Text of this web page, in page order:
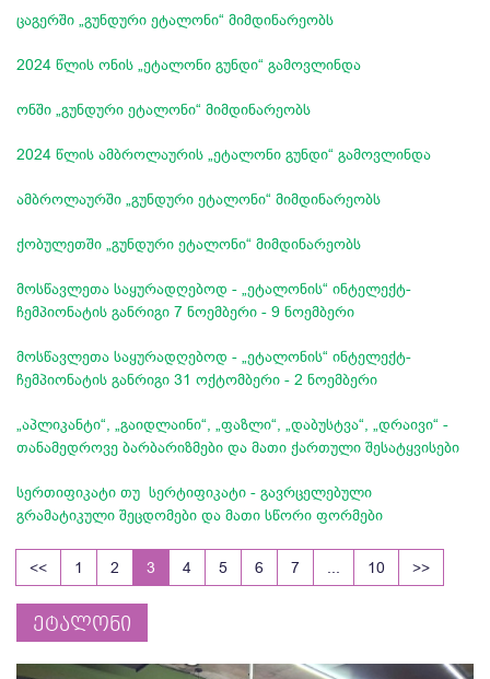
ცაგერში „გუნდური ეტალონი“ მიმდინარეობს
2024 წლის ონის „ეტალონი გუნდი“ გამოვლინდა
ონში „გუნდური ეტალონი“ მიმდინარეობს
2024 წლის ამბროლაურის „ეტალონი გუნდი“ გამოვლინდა
ამბროლაურში „გუნდური ეტალონი“ მიმდინარეობს
ქობულეთში „გუნდური ეტალონი“ მიმდინარეობს
მოსწავლეთა საყურადღებოდ - „ეტალონის“ ინტელექტ-
ჩემპიონატის განრიგი 7 ნოემბერი - 9 ნოემბერი
მოსწავლეთა საყურადღებოდ - „ეტალონის“ ინტელექტ-
ჩემპიონატის განრიგი 31 ოქტომბერი - 2 ნოემბერი
„აპლიკანტი“, „გაიდლაინი“, „ფაზლი“, „დაბუსტვა“, „დრაივი“ -
თანამედროვე ბარბარიზმები და მათი ქართული შესატყვისები
სერთიფიკატი თუ სერტიფიკატი - გავრცელებული
გრამატიკული შეცდომები და მათი სწორი ფორმები
<< 1 2 3 4 5 6 7 10 >>
ეტალონი